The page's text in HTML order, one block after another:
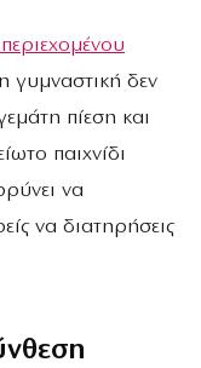
γυμναστική δεν
πίεση και
παιχνίδι
να
να διατηρήσεις